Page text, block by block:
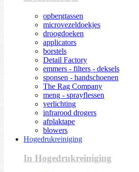
opbergtassen
microvezeldoekjes
droogdoeken
applicators
borstels
Detail Factory
emmers - filters - deksels
sponsen - handschoenen
The Rag Company
meng - sprayflessen
verlichting
infrarood drogers
afplaktape
blowers
Hogedrukreiniging
In Hogedrukreiniging